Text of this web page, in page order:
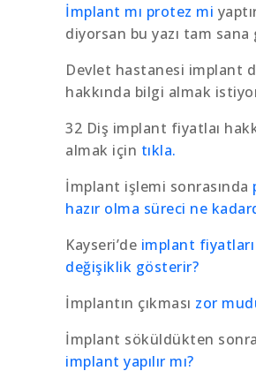
İmplant mı protez mi
diyorsan bu yazı tam sana
Devlet hastanesi implant
hakkında bilgi almak
32 Diş implant fiyatlaı
almak için tıkla.
İmplant işlemi sonrasında
hazır olma süreci ne
Kayseri’de implant
değişiklik gösterir?
İmplantın çıkması zor
İmplant söküldükten sonra
implant yapılır mı?